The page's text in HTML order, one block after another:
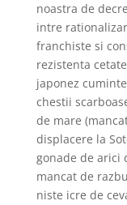
noastra de
intre
franchiste si
rezistenta
japonez
chestii
de mare
displacere la
gonade de arici
mancat de
niste icre de